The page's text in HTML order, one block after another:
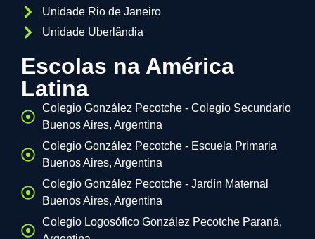
Unidade Rio de Janeiro
Unidade Uberlândia
Escolas na América
Latina
Colegio González Pecotche - Colegio Secundario
Buenos Aires, Argentina
Colegio González Pecotche - Escuela Primaria
Buenos Aires, Argentina
Colegio González Pecotche - Jardín Maternal
Buenos Aires, Argentina
Colegio Logosófico González Pecotche Paraná,